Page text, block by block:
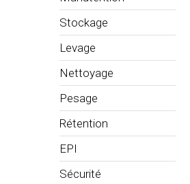
Stockage
Levage
Nettoyage
Pesage
Rétention
EPI
Sécurité